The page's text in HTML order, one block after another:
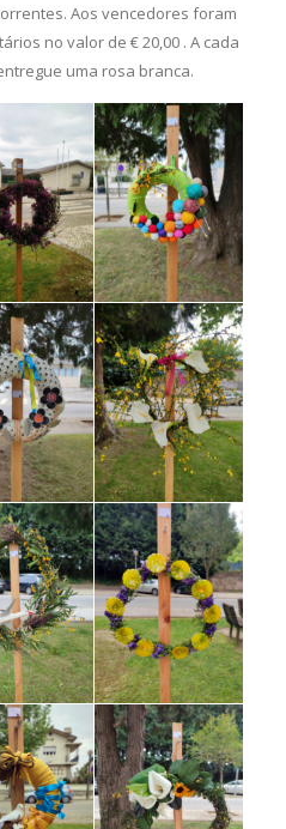
Aos vencedores foram
no valor de € 20,00 . A cada
uma rosa branca.